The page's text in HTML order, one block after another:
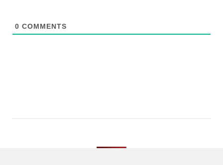
0 COMMENTS